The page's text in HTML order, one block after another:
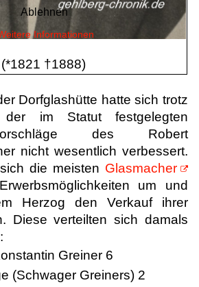
†1888)
Dorfglashütte hatte sich trotz
im Statut festgelegten
des Robert
nicht wesentlich verbessert.
die meisten Glasmacher
um und
Herzog den Verkauf ihrer
Diese verteilten sich damals
Greiner 6
(Schwager Greiners) 2
Ablehnen
Informationen